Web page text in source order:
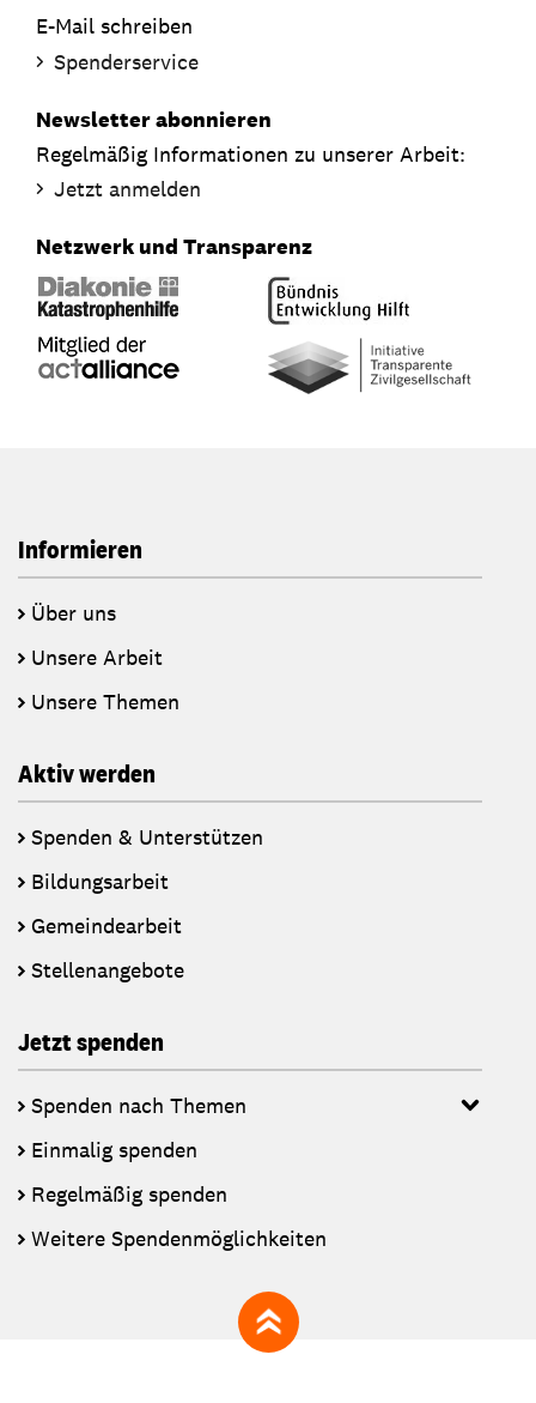
E-Mail schreiben
Spenderservice
Newsletter abonnieren
Regelmäßig Informationen zu unserer Arbeit:
Jetzt anmelden
Netzwerk und Transparenz
Informieren
Über uns
Unsere Arbeit
Unsere Themen
Aktiv werden
Spenden & Unterstützen
Bildungsarbeit
Gemeindearbeit
Stellenangebote
Jetzt spenden
Spenden nach Themen
Einmalig spenden
Regelmäßig spenden
Weitere Spendenmöglichkeiten
zum Seitenanfang